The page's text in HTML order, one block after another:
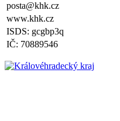
posta@khk.cz
www.khk.cz
ISDS: gcgbp3q
IČ: 70889546